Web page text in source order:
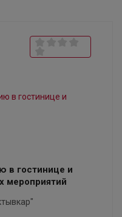
в гостинице и
мероприятий